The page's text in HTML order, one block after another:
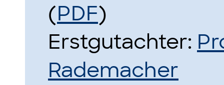
(PDF)
Erstgutachter:
Rademacher